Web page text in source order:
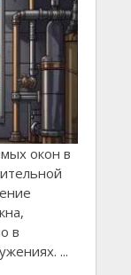
окон в
в
...